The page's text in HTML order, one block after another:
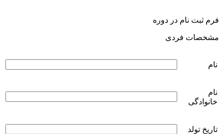
فرم ثبت نام در دوره
مشخصات فردی
نام
نام
خانوادگی
تاریخ تولد